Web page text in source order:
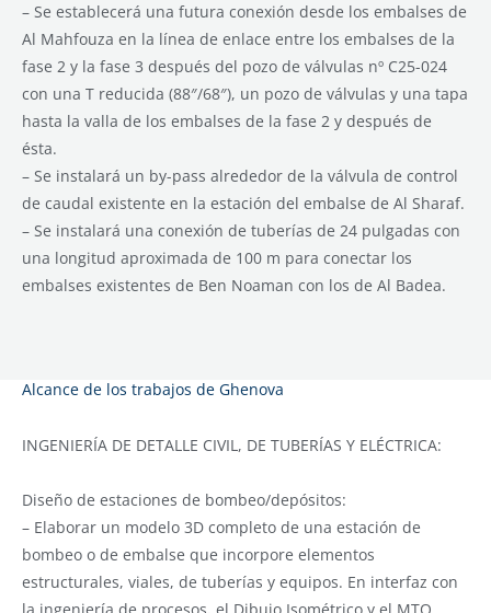
– Se establecerá una futura conexión desde los embalses de
Al Mahfouza en la línea de enlace entre los embalses de la
fase 2 y la fase 3 después del pozo de válvulas nº C25-024
con una T reducida (88″/68″), un pozo de válvulas y una tapa
hasta la valla de los embalses de la fase 2 y después de
ésta.
– Se instalará un by-pass alrededor de la válvula de control
de caudal existente en la estación del embalse de Al Sharaf.
– Se instalará una conexión de tuberías de 24 pulgadas con
una longitud aproximada de 100 m para conectar los
embalses existentes de Ben Noaman con los de Al Badea.
Alcance de los trabajos de Ghenova
INGENIERÍA DE DETALLE CIVIL, DE TUBERÍAS Y ELÉCTRICA:
Diseño de estaciones de bombeo/depósitos:
– Elaborar un modelo 3D completo de una estación de
bombeo o de embalse que incorpore elementos
estructurales, viales, de tuberías y equipos. En interfaz con